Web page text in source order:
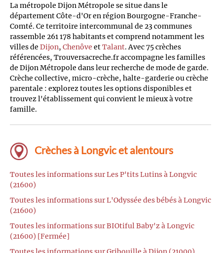
La métropole Dijon Métropole se situe dans le
département Côte-d'Or en région Bourgogne-Franche-
Comté. Ce territoire intercommunal de 23 communes
rassemble 261 178 habitants et comprend notamment les
villes de Dijon, Chenôve etTalant. Avec 75 crèches
référencées, Trouversacreche.fr accompagne les familles
de Dijon Métropole dans leur recherche de mode de garde.
Crèche collective, micro-crèche, halte-garderie ou crèche
parentale : explorez toutes les options disponibles et
trouvez l'établissement qui convient le mieux à votre
famille.
Crèches à Longvic et alentours
Toutes les informations sur Les P'tits Lutins à Longvic
(21600)
Toutes les informations sur L'Odyssée des bébés à Longvic
(21600)
Toutes les informations sur BIOtiful Baby'z à Longvic
(21600) [Fermée]